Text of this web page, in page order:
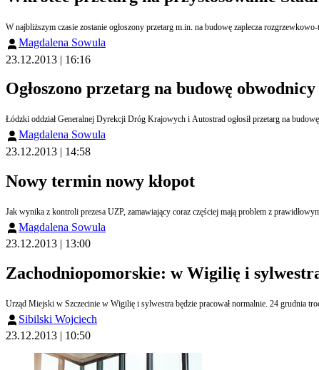
W najbliższym czasie zostanie ogłoszony przetarg m.in. na budowę zaplecza
Magdalena Sowula
23.12.2013 | 16:16
Ogłoszono przetarg na budowę obwodnicy
Łódzki oddział Generalnej Dyrekcji Dróg Krajowych i Autostrad ogłosił przetarg na
Magdalena Sowula
23.12.2013 | 14:58
Nowy termin nowy kłopot
Jak wynika z kontroli prezesa UZP, zamawiający coraz częściej mają problem z
Magdalena Sowula
23.12.2013 | 13:00
Zachodniopomorskie: w Wigilię i
Urząd Miejski w Szczecinie w Wigilię i sylwestra będzie pracował normalnie. 24 grudnia
Sibilski Wojciech
23.12.2013 | 10:50